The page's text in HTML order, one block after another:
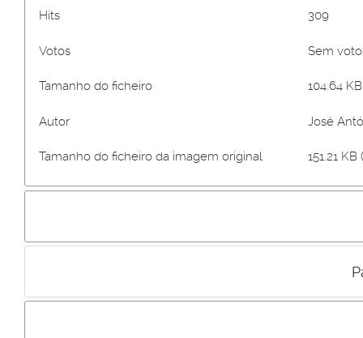
Hits 309
Votos Sem
Tamanho do ficheiro 104.64
Autor José
Tamanho do ficheiro da imagem original 151.21
Incluir imagem :